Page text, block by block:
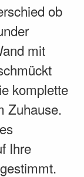
ob
mit
komplette
Zuhause.
Ihre